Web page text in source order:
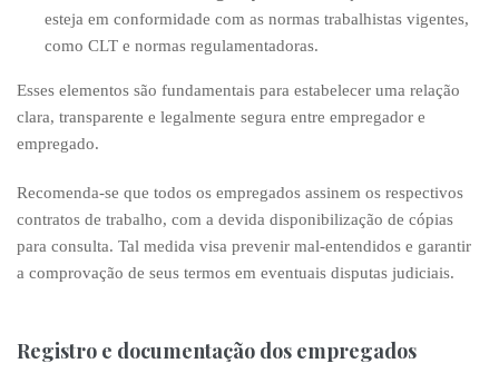
esteja em conformidade com as normas trabalhistas vigentes,
como CLT e normas regulamentadoras.
Esses elementos são fundamentais para estabelecer uma relação
clara, transparente e legalmente segura entre empregador e
empregado.
Recomenda-se que todos os empregados assinem os respectivos
contratos de trabalho, com a devida disponibilização de cópias
para consulta. Tal medida visa prevenir mal-entendidos e garantir
a comprovação de seus termos em eventuais disputas judiciais.
Registro e documentação dos empregados